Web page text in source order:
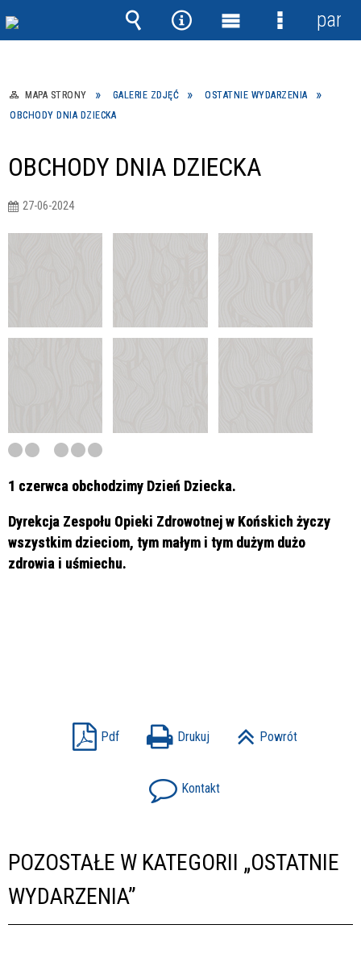
MAPA STRONY GALERIE ZDJĘĆ
OSTATNIE WYDARZENIA
OBCHODY DNIA DZIECKA
OBCHODY DNIA DZIECKA
27-06-2024
1 czerwca obchodzimy Dzień Dziecka.
Dyrekcja Zespołu Opieki Zdrowotnej w Końskich życzy
wszystkim dzieciom, tym małym i tym dużym dużo
zdrowia i uśmiechu.
Pdf Drukuj Powrót
Kontakt
POZOSTAŁE W KATEGORII „OSTATNIE
WYDARZENIA”
Wyszukiwarka
Narzędzia
Menu Menu
panel